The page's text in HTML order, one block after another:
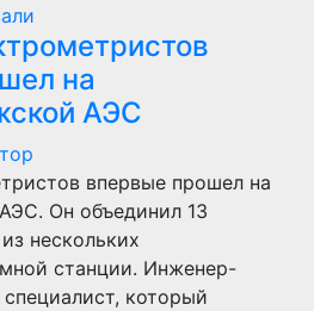
на
АЭС
впервые прошел на
Он объединил 13
нескольких
станции. Инженер-
который